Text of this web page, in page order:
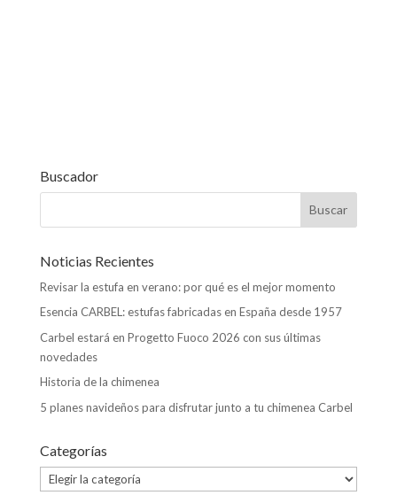
Buscador
Noticias Recientes
Revisar la estufa en verano: por qué es el mejor momento
Esencia CARBEL: estufas fabricadas en España desde 1957
Carbel estará en Progetto Fuoco 2026 con sus últimas
novedades
Historia de la chimenea
5 planes navideños para disfrutar junto a tu chimenea Carbel
Categorías
Categorías